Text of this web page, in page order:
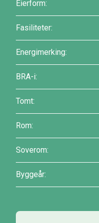
Eierform:
Fasiliteter:
Energimerking:
BRA-i:
Tomt:
Rom:
Soverom:
Byggeår: